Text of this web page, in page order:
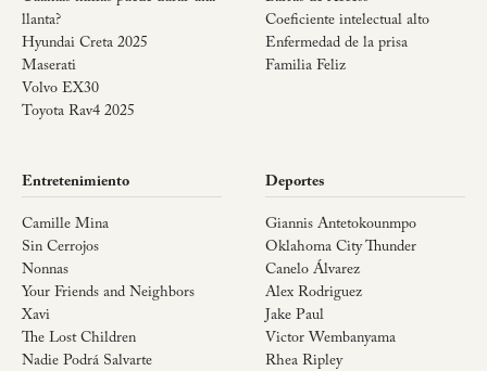
llanta?
Hyundai Creta 2025
Maserati
Volvo EX30
Toyota Rav4 2025
Coeficiente intelectual alto
Enfermedad de la prisa
Familia Feliz
Entretenimiento
Camille Mina
Sin Cerrojos
Nonnas
Your Friends and Neighbors
Xavi
The Lost Children
Nadie Podrá Salvarte
Deportes
Giannis Antetokounmpo
Oklahoma City Thunder
Canelo Álvarez
Alex Rodriguez
Jake Paul
Victor Wembanyama
Rhea Ripley